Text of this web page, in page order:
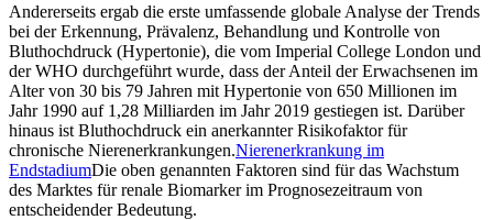
Andererseits ergab die erste umfassende globale Analyse der Trends
bei der Erkennung, Prävalenz, Behandlung und Kontrolle von
Bluthochdruck (Hypertonie), die vom Imperial College London und
der WHO durchgeführt wurde, dass der Anteil der Erwachsenen im
Alter von 30 bis 79 Jahren mit Hypertonie von 650 Millionen im
Jahr 1990 auf 1,28 Milliarden im Jahr 2019 gestiegen ist. Darüber
hinaus ist Bluthochdruck ein anerkannter Risikofaktor für
chronische Nierenerkrankungen.Nierenerkrankung im
EndstadiumDie oben genannten Faktoren sind für das Wachstum
des Marktes für renale Biomarker im Prognosezeitraum von
entscheidender Bedeutung.